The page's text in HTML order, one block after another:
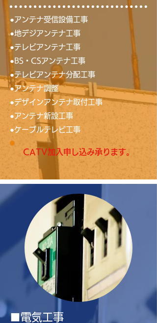
●アンテナ受信設備工事
●地デジアンテナ工事
●テレビアンテナ工事
●BS・CSアンテナ工事
●テレビアンテナ分配工事
●アンテナ調整
●デザインアンテナ取付工事
●アンテナ新設工事
●ケーブルテレビ工事
CATV加入申し込み承ります。
■電気工事